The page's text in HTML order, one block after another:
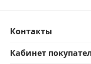
Контакты
Кабинет